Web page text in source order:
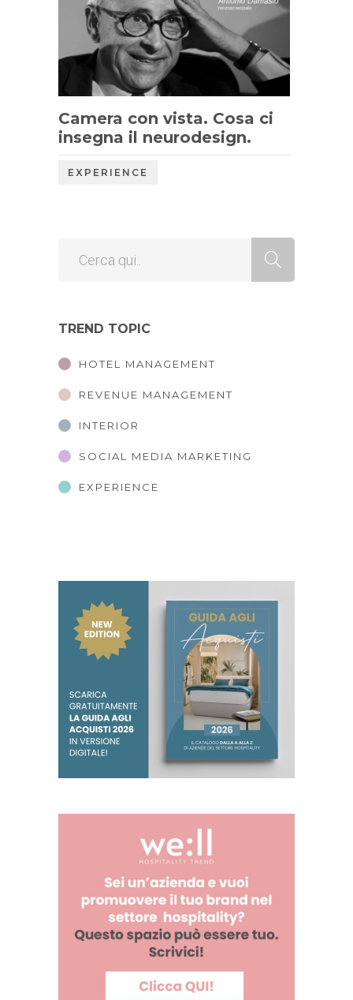
Camera con vista. Cosa ci
insegna il neurodesign.
EXPERIENCE
TREND TOPIC
HOTEL MANAGEMENT
REVENUE MANAGEMENT
INTERIOR
SOCIAL MEDIA MARKETING
EXPERIENCE